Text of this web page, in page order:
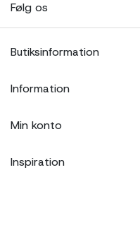
Følg os
Butiksinformation
Information
Min konto
Inspiration